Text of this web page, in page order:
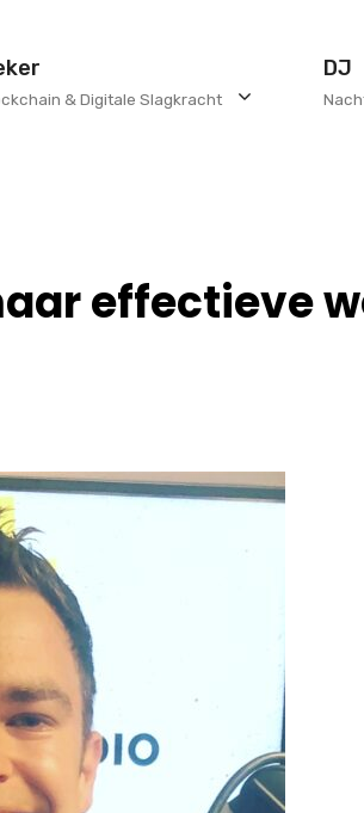
& Digitale Slagkracht
DJ
effectieve